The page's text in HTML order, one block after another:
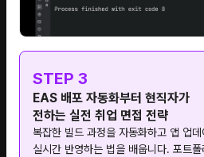
STEP 3
EAS 배포 자동화부터 현직자가
전하는 실전 취업 면접 전략
복잡한 빌드 과정을 자동화하고 앱 업데
실시간 반영하는 법을 배웁니다. 포트